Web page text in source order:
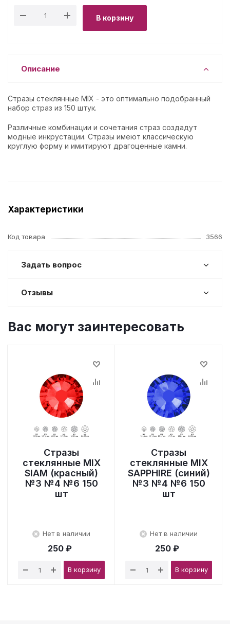
В корзину
Описание
Стразы стеклянные MIX - это оптимально подобранный
набор страз из 150 штук.
Различные комбинации и сочетания страз создадут
модные инкрустации. Стразы имеют классическую
круглую форму и имитируют драгоценные камни.
Характеристики
Код товара 3566
Задать вопрос
Отзывы
Вас могут заинтересовать
Стразы
стеклянные MIX
SIAM (красный)
№3 №4 №6 150
шт
Нет в наличии
250 ₽
В корзину
Стразы
стеклянные MIX
SAPPHIRE (синий)
№3 №4 №6 150
шт
Нет в наличии
250 ₽
В корзину